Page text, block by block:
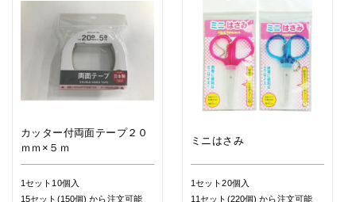
カッター付両面テープ２０
ｍｍ×５ｍ
1セット10個入
15セット(150個)から注文可能
ミニはさみ
1セット20個入
11セット(220個)から注文可能